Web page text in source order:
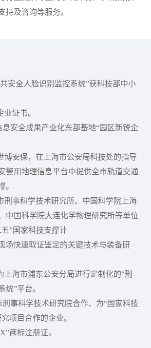
持及咨询等服务。
安全人脸识别监控系统”获科技部中小
业证书。
全成果产业化东部基地“园区新锐企
博安保，在上海市公安局科技处的指导
警用地理信息平台中提供全市轨道交通
。
刑事科学技术研究所、中国科学院上海
中国科学院大连化学物理研究所等单位
”国家科技支撑计
速取证鉴定的关键技术与装备研
上海市浦东公安分局进行定制化的“刑
统”平台。
科学技术研究院合作、为“国家科技
项目合作的企业。
标注册证。